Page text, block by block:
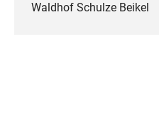
Waldhof Schulze Beikel